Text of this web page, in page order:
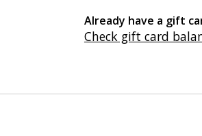
Already have a gift
Check gift card